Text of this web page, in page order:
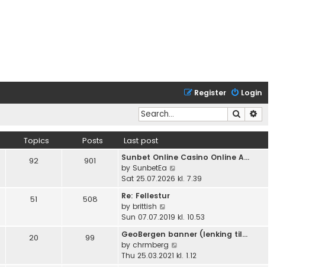
Login
Register
Search
Topics Posts Last post
92 901
Sunbet Online Casino Online A…
by SunbetEa
i
h
e
l
a
Sat 25.07.2026 kl. 7.39
51 508
Re: Fellestur
by brittish
i
w
t
h
Sun 07.07.2019 kl. 10.53
20 99
GeoBergen banner (lenking til…
by chrmberg
i
Thu 25.03.2021 kl. 1.12